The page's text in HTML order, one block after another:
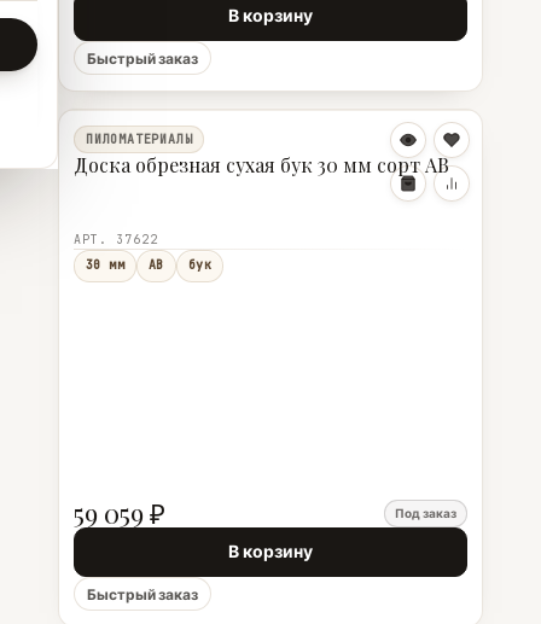
В корзину
Быстрый заказ
ПИЛОМАТЕРИАЛЫ
Доска обрезная сухая бук 30 мм сорт АВ
АРТ. 37622
30 мм
АВ бук
59 059 ₽ Под заказ
В корзину
Быстрый заказ